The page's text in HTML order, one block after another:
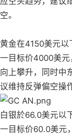
空。
黄金在4150美元
一目标价4000美
向上攀升，同时中
议维持反弹偏空操
白银於66.0美元以
一目标价60.0美元